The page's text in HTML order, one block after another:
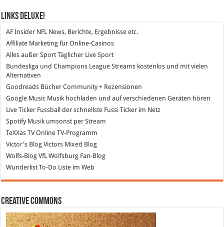
Links DeLuXe!
AF Insider NFL News, Berichte, Ergebnisse etc.
Affiliate Marketing für Online-Casinos
Alles außer SportTäglicher Live Sport
Bundesliga und Champions League Streams kostenlos und mit vielen
Alternativen
Goodreads Bücher Community + Rezensionen
Google Music Musik hochladen und auf verschiedenen Geräten hören
Live Ticker Fussball
der schnellste Fussi Ticker im Netz
SpotifyMusik umsonst per Stream
TeXXas TVOnline TV-Programm
Victor's Blog Victors Mixed Blog
Wolfs-Blog VfL Wolfsburg Fan-Blog
WunderlistTo-Do Liste im Web
Creative Commons